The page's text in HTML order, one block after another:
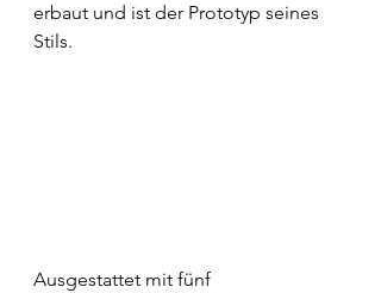
erbaut und ist der Prototyp seines
Stils.
Ausgestattet mit fünf